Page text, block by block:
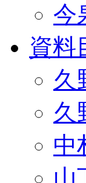
今
資料
久
久
中
山